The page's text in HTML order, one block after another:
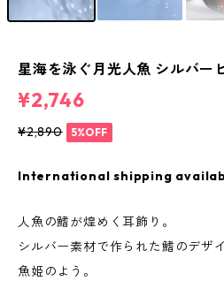
星海を泳ぐ月光人魚 シルバー
¥2,746
¥2,890 5%OFF
International shipping
人魚の鰭が煌めく耳飾り。
シルバー素材で作られた鰭のデザ
魚姫のよう。